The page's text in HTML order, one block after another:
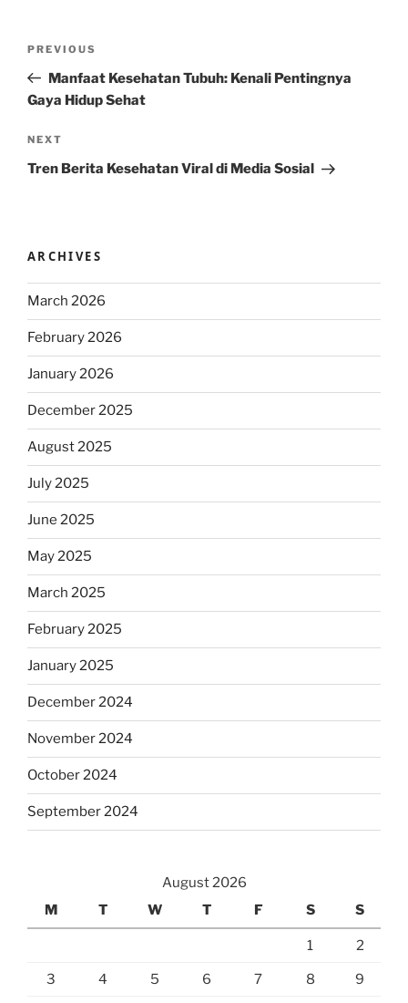
Previous
Post
PREVIOUS
Manfaat Kesehatan Tubuh: Kenali Pentingnya
Gaya Hidup Sehat
Next
Post
NEXT
Tren Berita Kesehatan Viral di Media Sosial
ARCHIVES
March 2026
February 2026
January 2026
December 2025
August 2025
July 2025
June 2025
May 2025
March 2025
February 2025
January 2025
December 2024
November 2024
October 2024
September 2024
August 2026
M
T W T F S S
1 2
3 4 5 6 7 8 9